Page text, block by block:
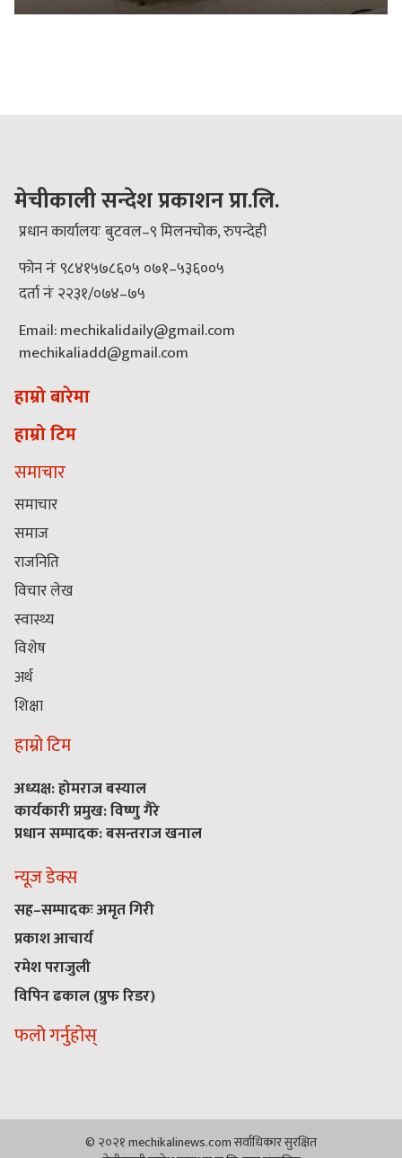
मेचीकाली सन्देश प्रकाशन प्रा.लि.
प्रधान कार्यालयः बुटवल–९ मिलनचोक, रुपन्देही
फोन नंः ९८४१५७८६०५ ०७१–५३६००५
दर्ता नंः २२३१/०७४–७५
Email: mechikalidaily@gmail.com
mechikaliadd@gmail.com
हाम्रो बारेमा
हाम्रो टिम
समाचार
समाचार
समाज
राजनिति
विचार लेख
स्वास्थ्य
विशेष
अर्थ
शिक्षा
हाम्रो टिम
अध्यक्ष: होमराज बस्याल
कार्यकारी प्रमुख: विष्णु गैरे
प्रधान सम्पादक: बसन्तराज खनाल
न्यूज डेक्स
सह–सम्पादकः अमृत गिरी
प्रकाश आचार्य
रमेश पराजुली
विपिन ढकाल (प्रुफ रिडर)
फलो गर्नुहोस्
© २०२१ mechikalinews.com सर्वाधिकार सुरक्षित